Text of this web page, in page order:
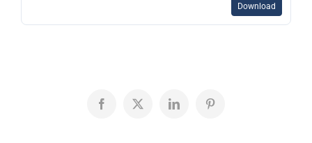
Download
Facebook
X LinkedInPinterest